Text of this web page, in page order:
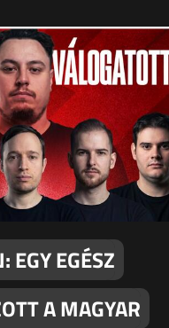
EGÉSZ
A MAGYAR